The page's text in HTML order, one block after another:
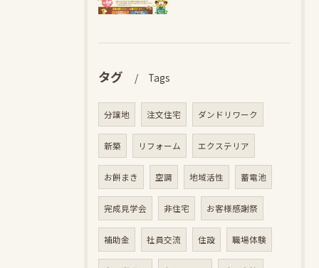
タグ Tags
分譲地 注文住宅 ダンドリワーク
新築 リフォーム エクステリア
お餅まき 空調 地域活性 蓄電池
完成見学会 非住宅 お客様感謝祭
補助金 社員交流 住設 職場体験